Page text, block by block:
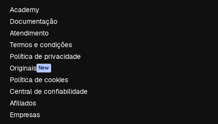
Academy
Documentação
Atendimento
Termos e condições
Política de privacidade
Originais New
Política de cookies
Central de confiabilidade
Afiliados
Empresas